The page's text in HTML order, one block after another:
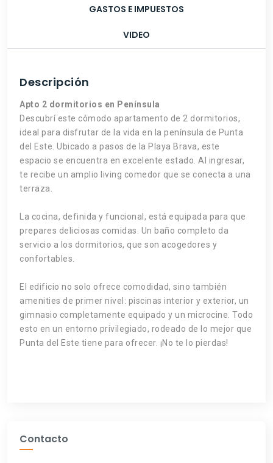
GASTOS E IMPUESTOS
VIDEO
Descripción
Apto 2 dormitorios en Península
Descubrí este cómodo apartamento de 2 dormitorios,
ideal para disfrutar de la vida en la península de Punta
del Este. Ubicado a pasos de la Playa Brava, este
espacio se encuentra en excelente estado. Al ingresar,
te recibe un amplio living comedor que se conecta a una
terraza.
La cocina, definida y funcional, está equipada para que
prepares deliciosas comidas. Un baño completo da
servicio a los dormitorios, que son acogedores y
confortables.
El edificio no solo ofrece comodidad, sino también
amenities de primer nivel: piscinas interior y exterior, un
gimnasio completamente equipado y un microcine. Todo
esto en un entorno privilegiado, rodeado de lo mejor que
Punta del Este tiene para ofrecer. ¡No te lo pierdas!
Contacto